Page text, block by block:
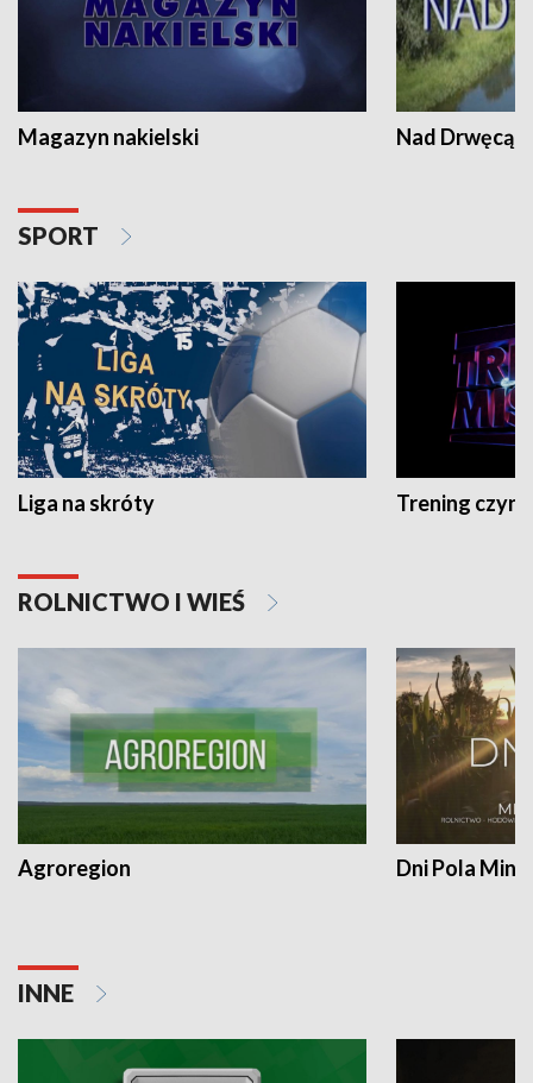
Magazyn nakielski Nad Drwęcą
SPORT
Liga na skróty Trening czyni
ROLNICTWO I WIEŚ
Agroregion Dni Pola
INNE